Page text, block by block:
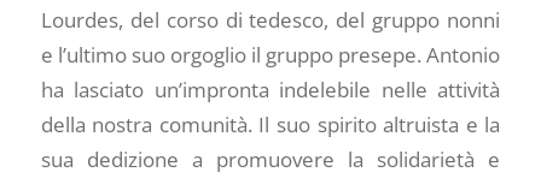
Lourdes, del corso di tedesco, del gruppo nonni
e l’ultimo suo orgoglio il gruppo presepe. Antonio
ha lasciato un’impronta indelebile nelle attività
della nostra comunità. Il suo spirito altruista e la
sua dedizione a promuovere la solidarietà e